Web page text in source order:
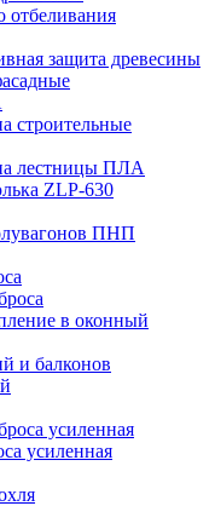
отбеливания
защита древесины
строительные
лестницы ПЛА
ZLP-630
ПНП
в оконный
и балконов
усиленная
усиленная